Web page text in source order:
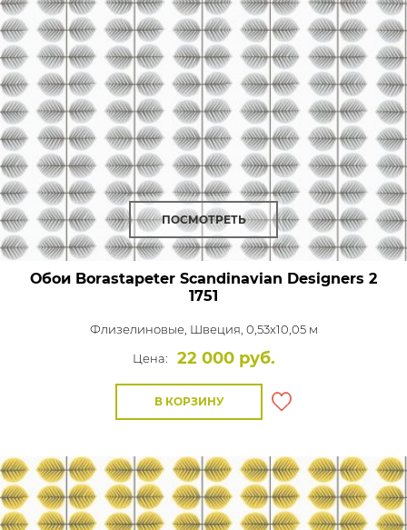
ПОСМОТРЕТЬ
Обои Borastapeter Scandinavian Designers 2
1751
Флизелиновые, Швеция, 0,53x10,05 м
Цена:
22 000 руб.
В КОРЗИНУ